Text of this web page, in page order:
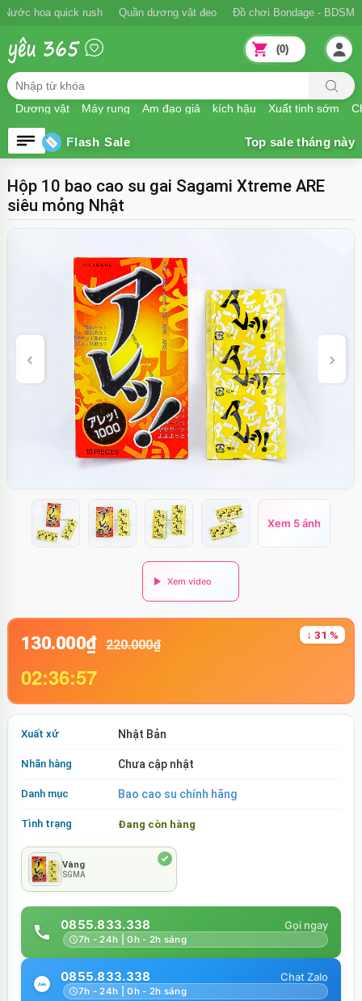
Ngăn xuất tinh sớm Nước hoa quick rush Quần dương vật đeo Đồ
Dương vật Máy rung Âm đạo giả kích hậu Xuất tinh sớm
(0)
Flash Sale
Hộp 10 bao cao su gai Sagami Xtreme ARE
siêu mỏng Nhật
Xem 5 ảnh
130.000₫ 220.000₫
↓ 31 %
02:36:56
Xuất xứ Nhật Bản
Nhãn hàng Chưa cập nhật
Danh mục Bao cao su chính hãng
Tình trạng Đang còn hàng
Vàng
SGMA
0855.833.338
7h - 24h | 0h - 2h sáng
0855.833.338
7h - 24h | 0h - 2h sáng